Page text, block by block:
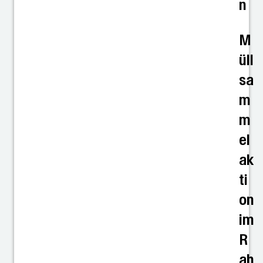
n
M
üll
sa
m
m
el
ak
ti
on
im
R
ah